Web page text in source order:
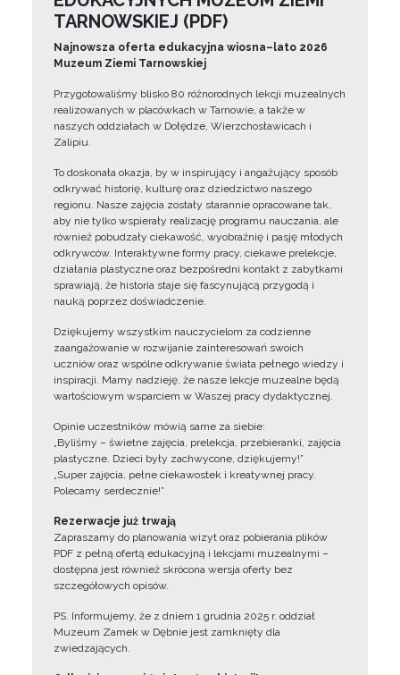
TARNOWSKIEJ (PDF)
Najnowsza oferta edukacyjna wiosna–lato 2026
Muzeum Ziemi Tarnowskiej
Przygotowaliśmy blisko 80 różnorodnych lekcji muzealnych
realizowanych w placówkach w Tarnowie, a także w
naszych oddziałach w Dołędze, Wierzchosławicach i
Zalipiu.
To doskonała okazja, by w inspirujący i angażujący sposób
odkrywać historię, kulturę oraz dziedzictwo naszego
regionu. Nasze zajęcia zostały starannie opracowane tak,
aby nie tylko wspierały realizację programu nauczania, ale
również pobudzały ciekawość, wyobraźnię i pasję młodych
odkrywców. Interaktywne formy pracy, ciekawe prelekcje,
działania plastyczne oraz bezpośredni kontakt z zabytkami
sprawiają, że historia staje się fascynującą przygodą i
nauką poprzez doświadczenie.
Dziękujemy wszystkim nauczycielom za codzienne
zaangażowanie w rozwijanie zainteresowań swoich
uczniów oraz wspólne odkrywanie świata pełnego wiedzy i
inspiracji. Mamy nadzieję, że nasze lekcje muzealne będą
wartościowym wsparciem w Waszej pracy dydaktycznej.
Opinie uczestników mówią same za siebie:
„Byliśmy – świetne zajęcia, prelekcja, przebieranki, zajęcia
plastyczne. Dzieci były zachwycone, dziękujemy!”
„Super zajęcia, pełne ciekawostek i kreatywnej pracy.
Polecamy serdecznie!”
Rezerwacje już trwają
Zapraszamy do planowania wizyt oraz pobierania plików
PDF z pełną ofertą edukacyjną i lekcjami muzealnymi –
dostępna jest również skrócona wersja oferty bez
szczegółowych opisów.
PS. Informujemy, że z dniem 1 grudnia 2025 r. oddział
Muzeum Zamek w Dębnie jest zamknięty dla
zwiedzających.